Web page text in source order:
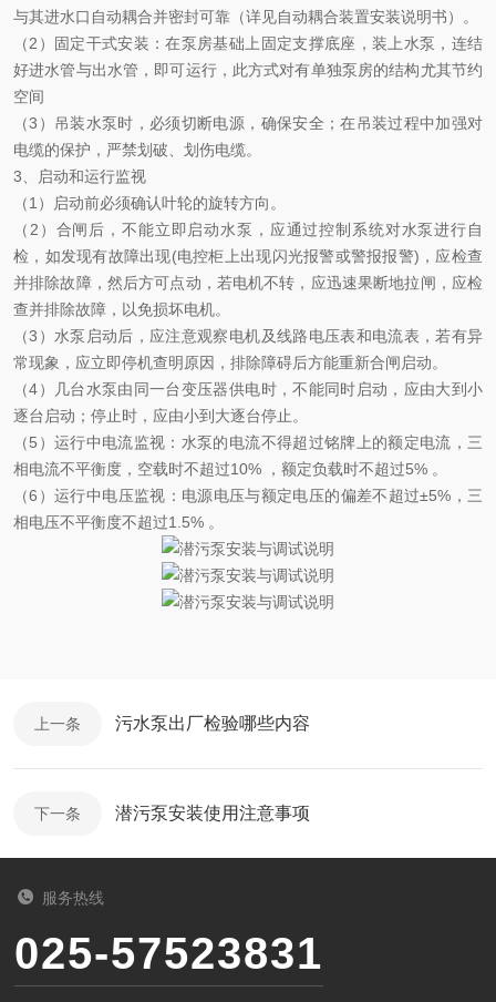
与其进水口自动耦合并密封可靠（详见自动耦合装置安装说明书）。
（2）固定干式安装：在泵房基础上固定支撑底座，装上水泵，连结
好进水管与出水管，即可运行，此方式对有单独泵房的结构尤其节约
空间
（3）吊装水泵时，必须切断电源，确保安全；在吊装过程中加强对
电缆的保护，严禁划破、划伤电缆。
3、启动和运行监视
（1）启动前必须确认叶轮的旋转方向。
（ 2）合闸后，不能立即启动水泵，应通过控制系统对水泵进行自
检，如发现有故障出现(电控柜上出现闪光报警或警报报警)，应检查
并排除故障，然后方可点动，若电机不转，应迅速果断地拉闸，应检
查并排除故障，以免损坏电机。
（3）水泵启动后，应注意观察电机及线路电压表和电流表，若有异
常现象，应立即停机查明原因，排除障碍后方能重新合闸启动。
（4）几台水泵由同一台变压器供电时，不能同时启动，应由大到小
逐台启动；停止时，应由小到大逐台停止。
（5）运行中电流监视：水泵的电流不得超过铭牌上的额定电流，三
相电流不平衡度，空载时不超过10% ，额定负载时不超过5% 。
（6）运行中电压监视：电源电压与额定电压的偏差不超过±5%，三
相电压不平衡度不超过1.5% 。
上一条 污水泵出厂检验哪些内容
下一条 潜污泵安装使用注意事项
服务热线
025-57523831